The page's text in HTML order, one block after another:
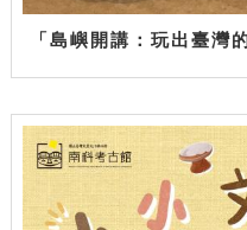
「島嶼開講：玩出臺灣